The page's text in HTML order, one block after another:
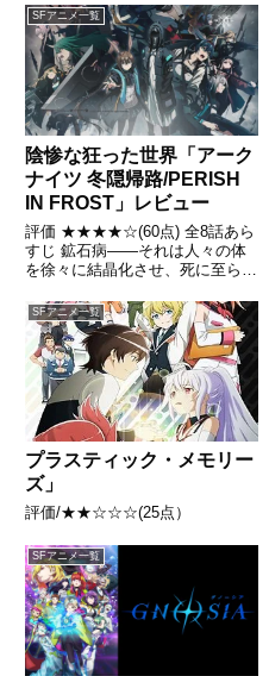
SFアニメ一覧
陰惨な狂った世界「アーク
ナイツ 冬隠帰路/PERISH
IN FROST」レビュー
評価 ★★★★☆(60点) 全8話あら
すじ 鉱石病——それは人々の体
を徐々に結晶化させ、死に至らし
ス・アイランドはその治療法を研
究し、 病が引き起こすあらゆる
問題を解決するための取り組みを
行っている引用- Wik...
SFアニメ一覧
プラスティック・メモリー
ズ」
評価/★★☆☆☆(25点）
SFアニメ一覧